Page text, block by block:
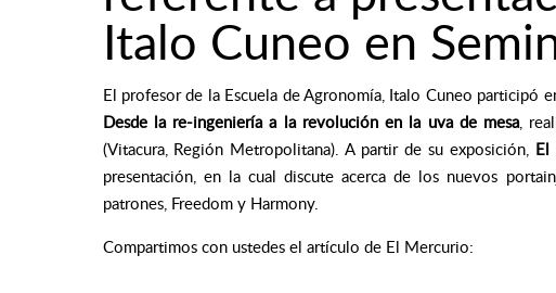
Italo Cuneo en
El profesor de la Escuela de Agronomía, Italo Cuneo participó
Desde la re-ingeniería a la revolución en la uva de mesa,
(Vitacura, Región Metropolitana). A partir de su exposición, El
presentación, en la cual discute acerca de los nuevos
patrones, Freedom y Harmony.
Compartimos con ustedes el artículo de El Mercurio: